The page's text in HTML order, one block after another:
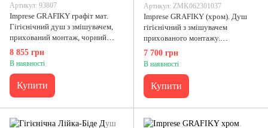
Артикул: 93807
Imprese GRAFIKY графіт мат.
Гігієнічний душ з змішувачем,
прихований монтаж, чорний
нікель. ZMK042307037
8 855 грн
В наявності
Купити
Артикул: ZMK062301037
Imprese GRAFIKY (хром). Душ
гігієнічний з змішувачем
прихованого монтажу.
ZMK062301037
7 700 грн
В наявності
Купити